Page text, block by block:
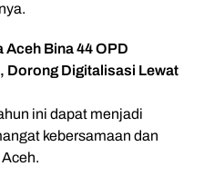
Aceh Bina 44 OPD
Dorong Digitalisasi Lewat
ini dapat menjadi
kebersamaan dan